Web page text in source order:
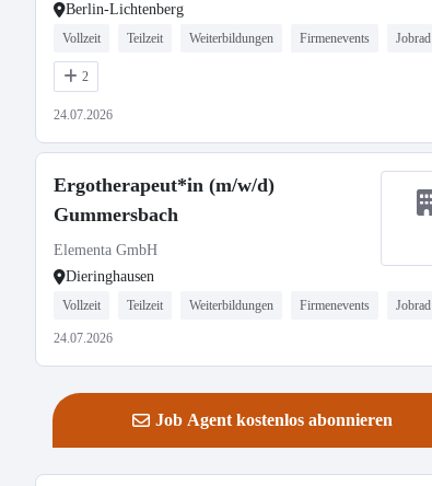
Berlin-Lichtenberg
Vollzeit Teilzeit Weiterbildungen Firmenevents Jobrad
2
24.07.2026
Ergotherapeut*in (m/w/d)
Gummersbach
Elementa GmbH
Dieringhausen
Vollzeit Teilzeit Weiterbildungen Firmenevents Jobrad
24.07.2026
Job Agent kostenlos abonnieren